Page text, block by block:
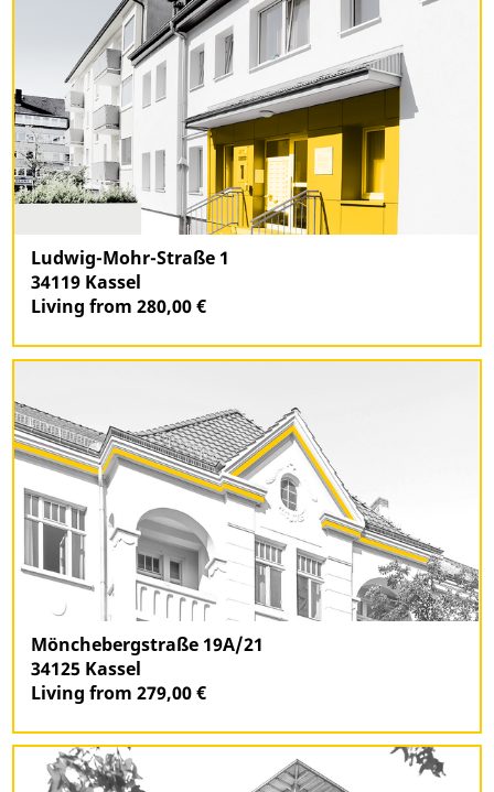
Ludwig-Mohr-Straße 1
34119 Kassel
Living from 280,00 €
Mönchebergstraße 19A/21
34125 Kassel
Living from 279,00 €